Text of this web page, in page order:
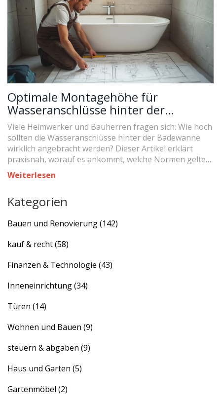
Optimale Montagehöhe für
Wasseranschlüsse hinter der
Badewanne: Tipps & Standards
Viele Heimwerker und Bauherren fragen sich: Wie hoch
sollten die Wasseranschlüsse hinter der Badewanne
wirklich angebracht werden? Dieser Artikel erklärt
praxisnah, worauf es ankommt, welche Normen gelten,
wie sich typische Fehler vermeiden lassen und gibt
hilfreiche Tipps aus der Realität. Hier findest du
beim Badewannen-Einbau – praxisnah, detailliert und
Weiterlesen
Kategorien
Bauen und Renovierung(142)
kauf & recht(58)
Finanzen & Technologie (43)
Inneneinrichtung(34)
Türen (14)
Wohnen und Bauen (9)
steuern & abgaben (9)
Haus und Garten (5)
Gartenmöbel (2)